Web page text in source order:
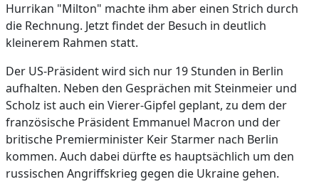
Hurrikan "Milton" machte ihm aber einen Strich durch
die Rechnung. Jetzt findet der Besuch in deutlich
kleinerem Rahmen statt.
Der US-Präsident wird sich nur 19 Stunden in Berlin
aufhalten. Neben den Gesprächen mit Steinmeier und
Scholz ist auch ein Vierer-Gipfel geplant, zu dem der
französische Präsident Emmanuel Macron und der
britische Premierminister Keir Starmer nach Berlin
kommen. Auch dabei dürfte es hauptsächlich um den
russischen Angriffskrieg gegen die Ukraine gehen.